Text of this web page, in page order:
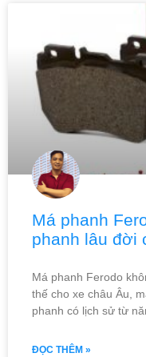
Má phanh
phanh lâu đời
Má phanh Ferodo
thế cho xe châu Âu,
phanh có lịch sử từ
ĐỌC THÊM »